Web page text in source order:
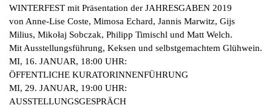
WINTERFEST mit Präsentation der JAHRESGABEN 2019
von Anne-Lise Coste, Mimosa Echard, Jannis Marwitz, Gijs
Milius, Mikołaj Sobczak, Philipp Timischl und Matt Welch.
Mit Ausstellungsführung, Keksen und selbstgemachtem Glühwein.
MI, 16. JANUAR, 18:00 UHR:
ÖFFENTLICHE KURATORINNENFÜHRUNG
MI, 29. JANUAR, 19:00 UHR:
AUSSTELLUNGSGESPRÄCH